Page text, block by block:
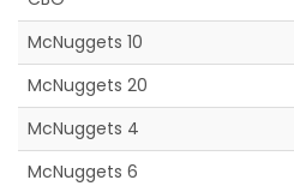
McNuggets 10
McNuggets 20
McNuggets 4
McNuggets 6